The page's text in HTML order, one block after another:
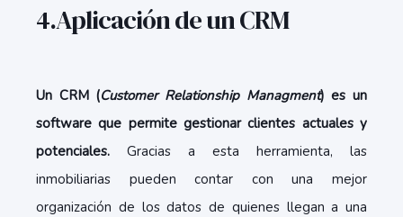
4.Aplicación de un CRM
Un CRM (Customer Relationship Managment) es un
software que permite gestionar clientes actuales y
potenciales. Gracias a esta herramienta, las
inmobiliarias pueden contar con una mejor
organización de los datos de quienes llegan a una